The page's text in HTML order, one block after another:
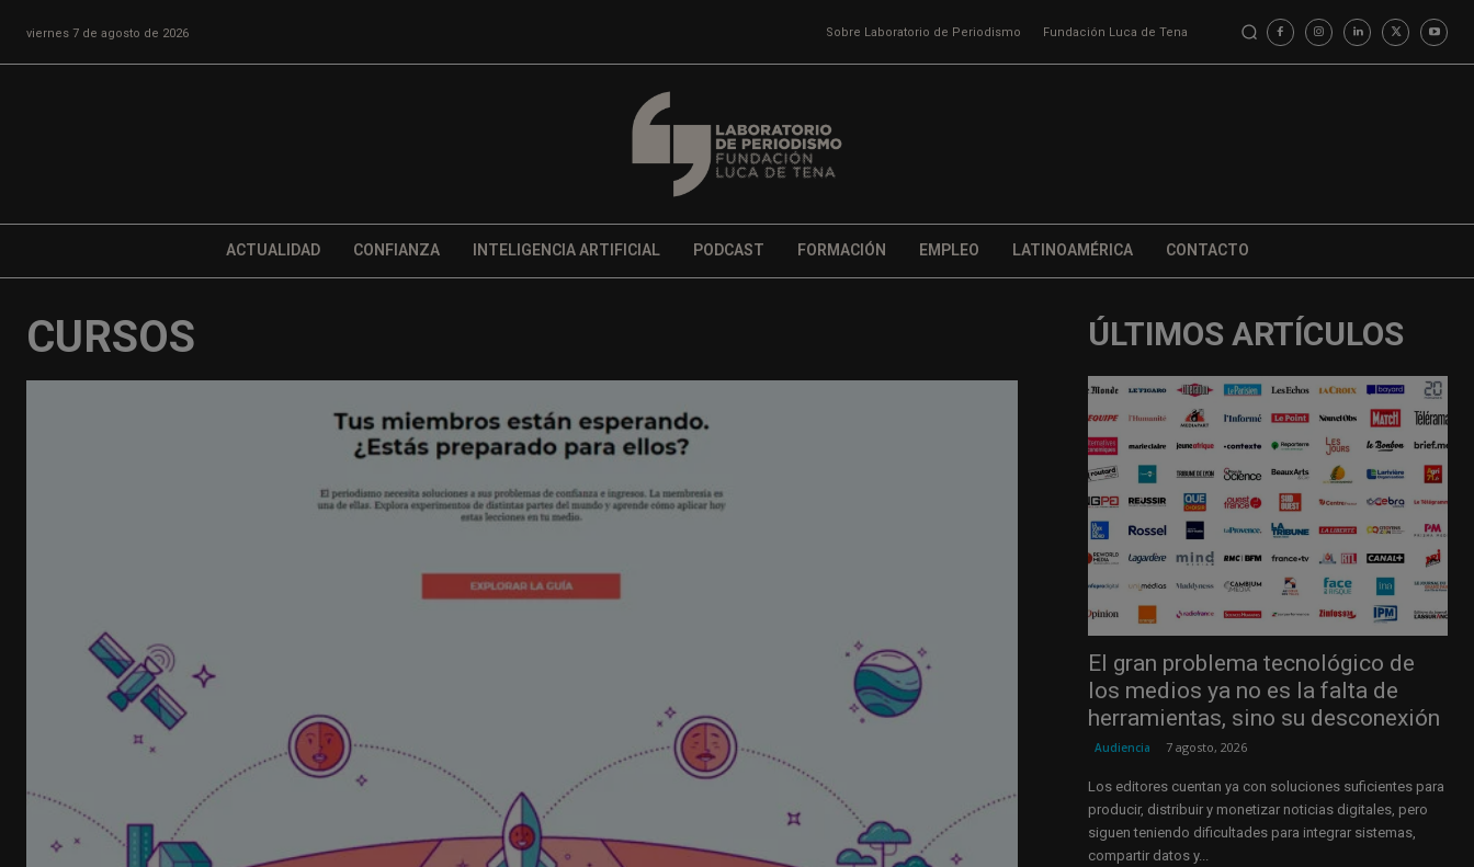
viernes 7 de agosto de 2026 Sobre Laboratorio de Periodismo Fundación Luca de Tena
ACTUALIDAD CONFIANZA INTELIGENCIA ARTIFICIAL PODCAST FORMACIÓN EMPLEO LATINOAMÉRICA CONTACTO
CURSOS ÚLTIMOS ARTÍCULOS
El gran problema tecnológico de
los medios ya no es la falta de
herramientas, sino su desconexión
Audiencia 7 agosto, 2026
Los editores cuentan ya con soluciones suficientes para
producir, distribuir y monetizar noticias digitales, pero
siguen teniendo dificultades para integrar sistemas,
compartir datos y...